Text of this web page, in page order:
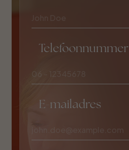
Telefoonnummer
E-mailadres